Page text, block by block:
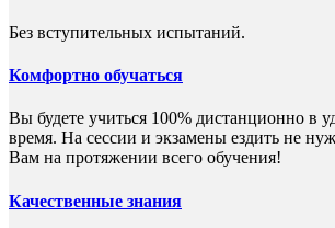
Без вступительных испытаний.
Комфортно обучаться
Вы будете учиться 100% дистанционно в
время. На сессии и экзамены ездить не
Вам на протяжении всего обучения!
Качественные знания